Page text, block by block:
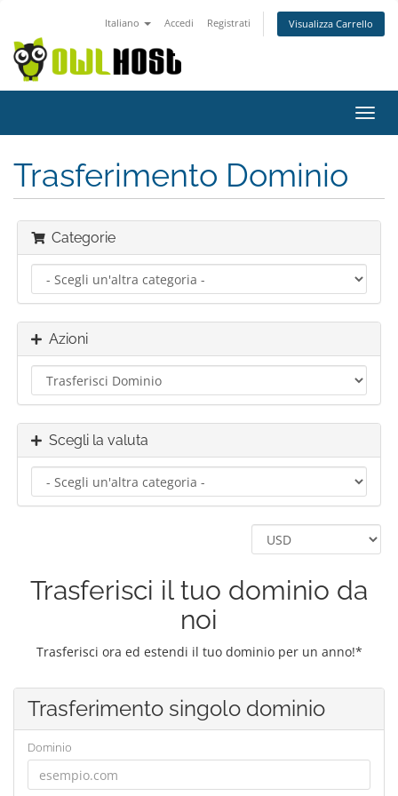
Italiano Accedi Registrati Visualizza Carrello
Attiva
Trasferimento Dominio
Categorie
Azioni
Scegli la valuta
Trasferisci il tuo dominio da
noi
Trasferisci ora ed estendi il tuo dominio per un anno!*
Trasferimento singolo dominio
Dominio